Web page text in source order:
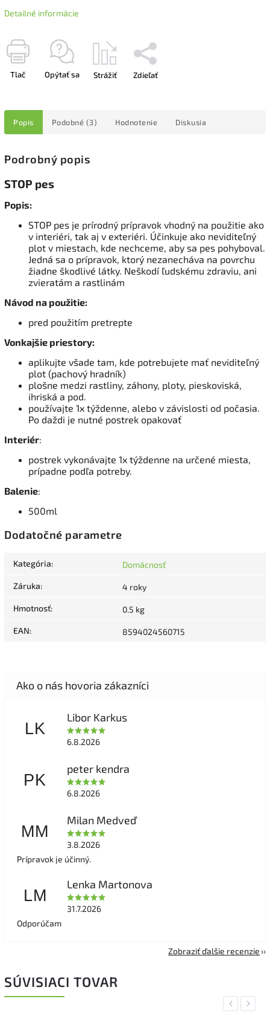
Detailné informácie
Tlač Opýtať sa Strážiť Zdieľať
Popis Podobné (3) Hodnotenie Diskusia
Podrobný popis
STOP pes
Popis:
STOP pes je prírodný prípravok vhodný na použitie ako
v interiéri, tak aj v exteriéri. Účinkuje ako neviditeľný
plot v miestach, kde nechceme, aby sa pes pohyboval.
Jedná sa o prípravok, ktorý nezanecháva na povrchu
žiadne škodlivé látky. Neškodí ľudskému zdraviu, ani
zvieratám a rastlinám
Návod na použitie:
pred použitím pretrepte
Vonkajšie priestory:
aplikujte všade tam, kde potrebujete mať neviditeľný
plot (pachový hradník)
plošne medzi rastliny, záhony, ploty, pieskoviská,
ihriská a pod.
používajte 1x týždenne, alebo v závislosti od počasia.
Po daždi je nutné postrek opakovať
Interiér:
postrek vykonávajte 1x týždenne na určené miesta,
prípadne podľa potreby.
Balenie:
500ml
Dodatočné parametre
Kategória: Domácnosť
Záruka: 4 roky
Hmotnosť: 0.5 kg
EAN: 8594024560715
LK
Libor Karkus
6.8.2026
PK
peter kendra
6.8.2026
MM
Milan Medveď
3.8.2026
Prípravok je účinný.
LM
Lenka Martonova
31.7.2026
Odporúčam
Zobraziť ďalšie recenzie
SÚVISIACI TOVAR
Previous
Next